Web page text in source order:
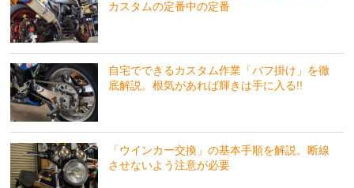
カスタムの定番中の定番
自宅でできるカスタム作業「バフ掛け」を徹
底解説。根気があれば輝きは手に入る!!
「ウインカー交換」の基本手順を解説。断線
させないよう注意が必要